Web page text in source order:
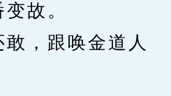
故。
，跟唤金道人